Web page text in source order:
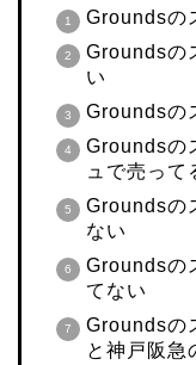
Groundsの
Groundsの
い
Groundsの
Groundsの
ュで売って
Groundsの
ない
Groundsの
てない
Groundsの
と神戸阪急